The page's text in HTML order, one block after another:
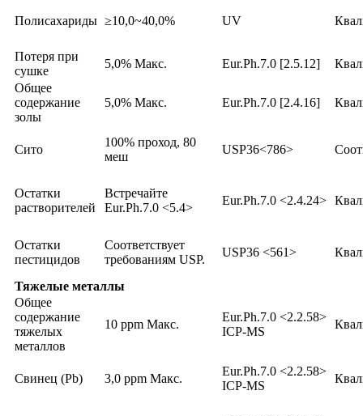
Полисахариды ≥10,0~40,0% UV
Потеря при
сушке
5,0% Макс. Eur.Ph.7.0 [2.5.12]
Общее
содержание
золы
5,0% Макс. Eur.Ph.7.0 [2.4.16]
Сито
100% проход, 80
меш
USP36<786>
Остатки
растворителей
Встречайте
Eur.Ph.7.0 <5.4>
Eur.Ph.7.0 <2.4.24>
Остатки
пестицидов
Соответствует
требованиям USP.
USP36 <561>
Тяжелые металлы
Общее
содержание
тяжелых
металлов
10 ppm Макс.
Eur.Ph.7.0 <2.2.58>
ICP-MS
Свинец (Pb) 3,0 ppm Макс.
Eur.Ph.7.0 <2.2.58>
ICP-MS